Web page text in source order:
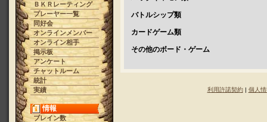
ＢＫＲレーティング
プレーヤー一覧
同好会
オンラインメンバー
オンライン相手
掲示板
アンケート
チャットルーム
統計
実績
情報
ブレイン数
バトルシップ類
カードゲーム類
その他のボード・ゲーム
利用許諾契約| 個人